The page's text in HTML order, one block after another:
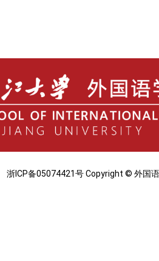
浙ICP备05074421号 Copyright © 外国